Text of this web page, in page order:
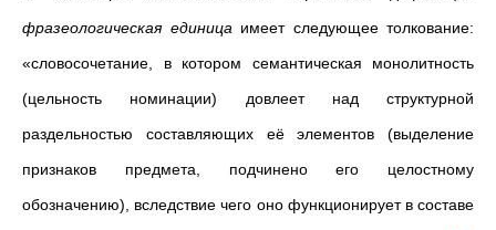
фразеологическая единица имеет следующее толкование:
«словосочетание, в котором семантическая монолитность
(цельность номинации) довлеет над структурной
раздельностью составляющих её элементов (выделение
признаков предмета, подчинено его целостному
обозначению), вследствие чего оно функционирует в составе